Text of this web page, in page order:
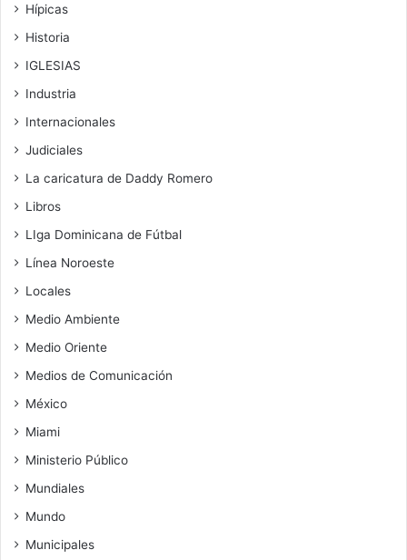
Hípicas
Historia
IGLESIAS
Industria
Internacionales
Judiciales
La caricatura de Daddy Romero
Libros
LIga Dominicana de Fútbal
Línea Noroeste
Locales
Medio Ambiente
Medio Oriente
Medios de Comunicación
México
Miami
Ministerio Público
Mundiales
Mundo
Municipales